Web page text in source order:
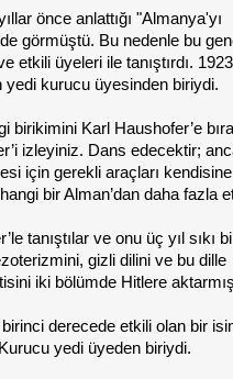
önce anlattığı "Almanya'yı
görmüştü. Bu nedenle bu
üyeleri ile tanıştırdı. 1923
yedi kurucu üyesinden biriydi.
birikimini Karl Haushofer’e
izleyiniz. Dans edecektir;
için gerekli araçları
bir Alman’dan daha fazla
tanıştılar ve onu üç yıl sıkı
gizli dilini ve bu dille
iki bölümde Hitlere
derecede etkili olan bir
yedi üyeden biriydi.